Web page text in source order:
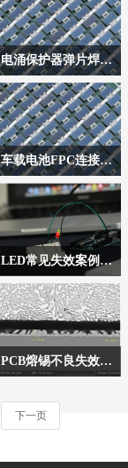
移测试、铜镜测试、铜
板腐蚀试验、绝缘电阻
测试展开，对这四项试
验的相关内容进行介
绍。
电涌保护器弹片焊点开裂失效分析
电涌保护器主要用于低
压配电系统、过电压钳
位和浪涌电流泄放。其
工作模式为大电流冲击
时，弹片焊点位置温度
升高软化，发生开路，
起到保护作用。
本次分享的案例，失效
发生在产品客户端波峰
焊后，产品内部焊点剥
离，产品持续性发生不
良，个别批次不良率较
车载电池FPC连接片虚焊失效分析
某车载电池充电异常，
经初步分析是内部FPC
连接板接触不良导致。
LED常见失效案例及分析
针对LED产品发生的失
效问题，主要集中于银
胶松脱、金线断裂、应
力裂纹等方面。以下分
析了这三种常见的情
银胶松脱、LED内部金
PCB熔锡不良失效分析
层合金化是热风整平
（喷锡）工艺PCB常见
下一页